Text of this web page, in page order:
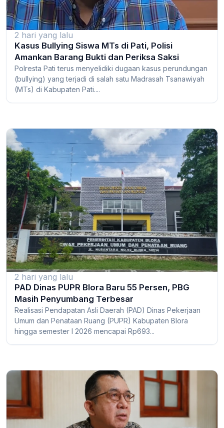
2 hari yang lalu
Kasus Bullying Siswa MTs di Pati, Polisi
Amankan Barang Bukti dan Periksa Saksi
Polresta Pati terus menyelidiki dugaan kasus perundungan
(bullying) yang terjadi di salah satu Madrasah Tsanawiyah
(MTs) di Kabupaten Pati....
2 hari yang lalu
PAD Dinas PUPR Blora Baru 55 Persen, PBG
Masih Penyumbang Terbesar
Realisasi Pendapatan Asli Daerah (PAD) Dinas Pekerjaan
Umum dan Penataan Ruang (PUPR) Kabupaten Blora
hingga semester I 2026 mencapai Rp693...